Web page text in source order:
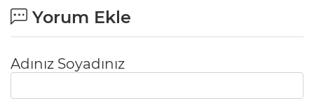
Yorum Ekle
Adınız Soyadınız